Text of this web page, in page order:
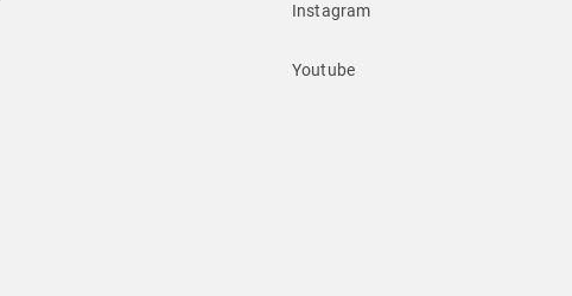
Instagram
Youtube